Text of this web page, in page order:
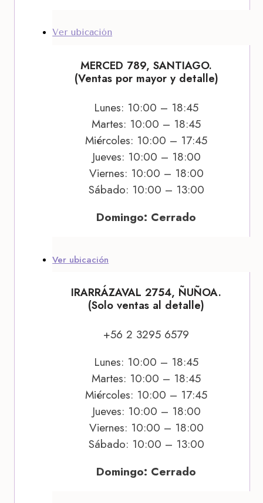
Ver ubicación
MERCED 789, SANTIAGO.
(Ventas por mayor y detalle)
Lunes: 10:00 – 18:45
Martes: 10:00 – 18:45
Miércoles: 10:00 – 17:45
Jueves: 10:00 – 18:00
Viernes: 10:00 – 18:00
Sábado: 10:00 – 13:00
Domingo: Cerrado
Ver ubicación
IRARRÁZAVAL 2754, ÑUÑOA.
(Solo ventas al detalle)
+56 2 3295 6579
Lunes: 10:00 – 18:45
Martes: 10:00 – 18:45
Miércoles: 10:00 – 17:45
Jueves: 10:00 – 18:00
Viernes: 10:00 – 18:00
Sábado: 10:00 – 13:00
Domingo: Cerrado